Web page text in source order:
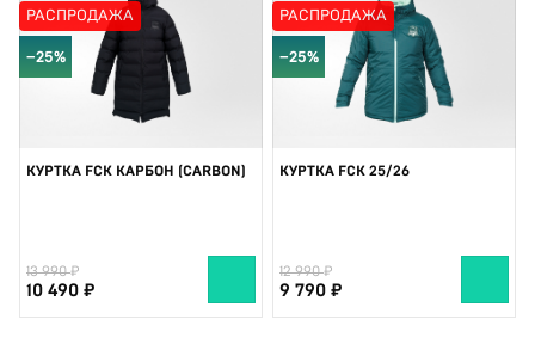
РАСПРОДАЖА
−25%
КУРТКА FCK КАРБОН (CARBON)
13 990
10 490
РАСПРОДАЖА
−25%
КУРТКА FCK 25/26
12 990
9 790